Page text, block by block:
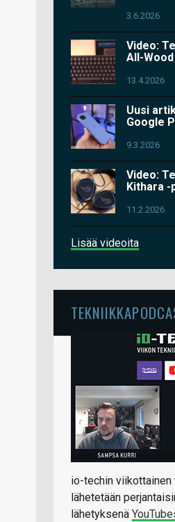
3.6.2026
Video:
All-Wood
13.4.2026
Uusi
Google
9.3.2026
Video:
Kithara
11.2.2026
Lisää videoita
io-techin
lähetetään
lähetyksenä